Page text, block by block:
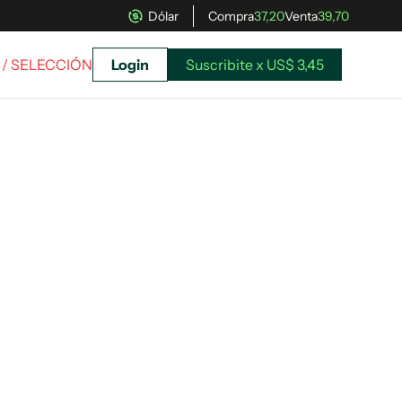
Dólar Compra37,20Venta39,70
/ SELECCIÓN Login Suscribite x US$ 3,45